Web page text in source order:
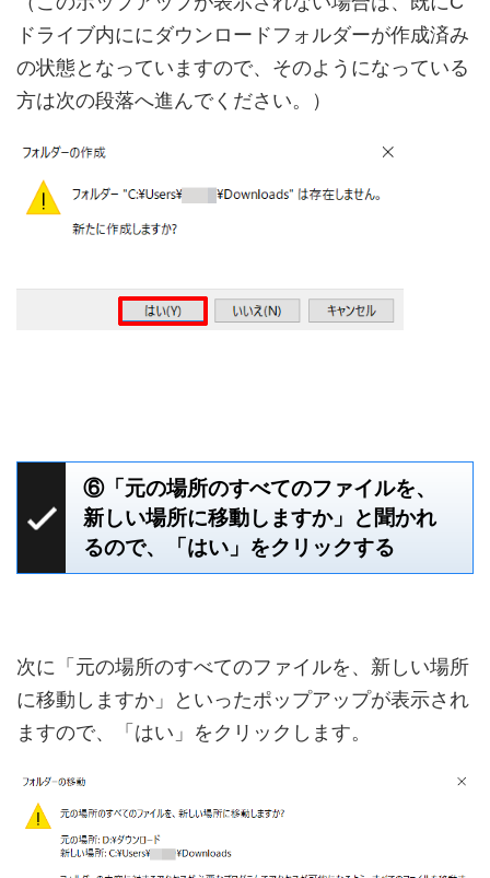
ドライブ内ににダウンロードフォルダーが作成済み
の状態となっていますので、そのようになっている
方は次の段落へ進んでください。）
⑥「元の場所のすべてのファイルを、
新しい場所に移動しますか」と聞かれ
るので、「はい」をクリックする
次に「元の場所のすべてのファイルを、新しい場所
に移動しますか」といったポップアップが表示され
ますので、「はい」をクリックします。